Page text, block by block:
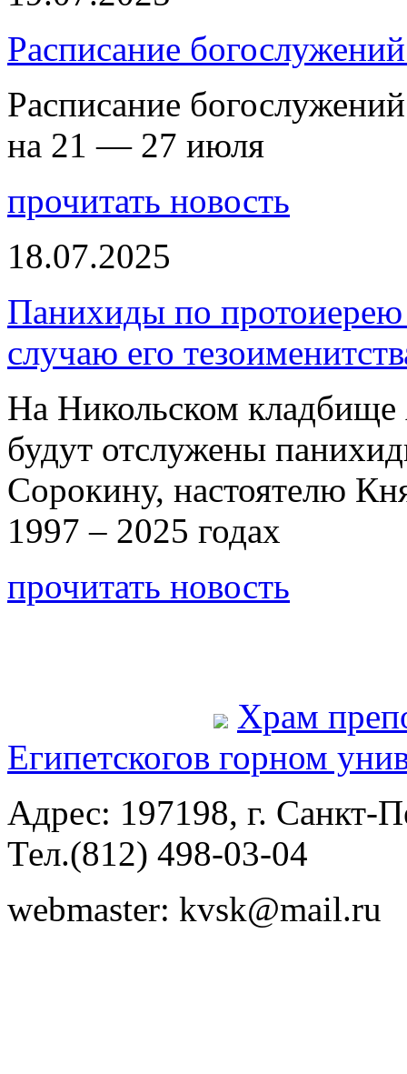
Расписание
Расписание
на 21 — 27 июля
прочитать новость
18.07.2025
Панихиды по
случаю его
На Никольском
будут отслужены
Сорокину, настоятелю
1997 – 2025 годах
прочитать новость
Храм
Египетскогов горном
Адрес: 197198, г. Санкт-
Тел.(812) 498-03-04
webmaster: kvsk@mail.ru